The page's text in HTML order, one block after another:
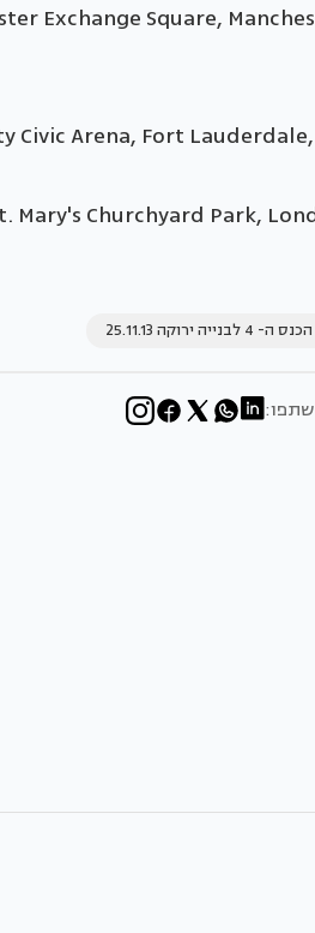
Exchange Square,
Arena, Fort Lauderdale,
Mary's Churchyard Park,
הכנס ה- 4 לבנייה ירוקה 25.11.13